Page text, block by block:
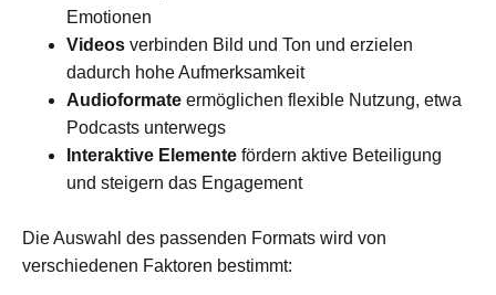
Emotionen
Videos verbinden Bild und Ton und erzielen
dadurch hohe Aufmerksamkeit
Audioformate ermöglichen flexible Nutzung, etwa
Podcasts unterwegs
Interaktive Elemente fördern aktive Beteiligung
und steigern das Engagement
Die Auswahl des passenden Formats wird von
verschiedenen Faktoren bestimmt: